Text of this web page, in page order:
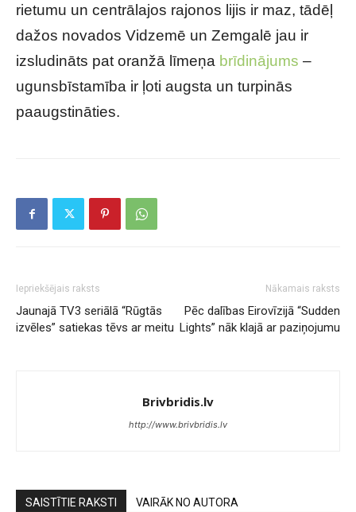
rietumu un centrālajos rajonos lijis ir maz, tādēļ
dažos novados Vidzemē un Zemgalē jau ir
izsludināts pat oranžā līmeņa brīdinājums –
ugunsbīstamība ir ļoti augsta un turpinās
paaugstināties.
Iepriekšējais raksts
Jaunajā TV3 seriālā “Rūgtās
izvēles” satiekas tēvs ar meitu
Nākamais raksts
Pēc dalības Eirovīzijā “Sudden
Lights” nāk klajā ar paziņojumu
Brivbridis.lv
http://www.brivbridis.lv
SAISTĪTIE RAKSTI VAIRĀK NO AUTORA